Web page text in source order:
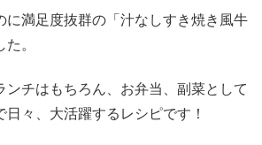
に満足度抜群の「汁なしすき焼き風牛
。
ンチはもちろん、お弁当、副菜として
々、大活躍するレシピです！